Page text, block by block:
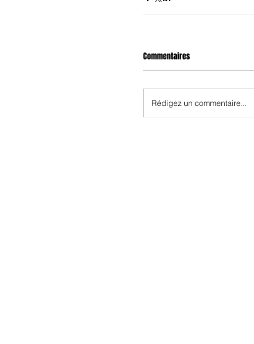
Commentaires
Rédigez un commentaire...